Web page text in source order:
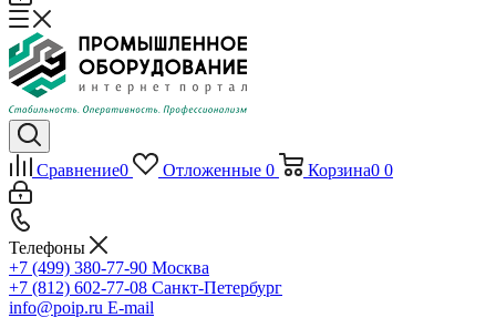
Сравнение0 Отложенные 0 Корзина0 0
Телефоны
+7 (499) 380-77-90 Москва
+7 (812) 602-77-08 Санкт-Петербург
info@poip.ru E-mail